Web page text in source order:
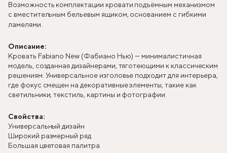
Возможность комплектации кровати подъёмным механизмом
с вместительным бельевым ящиком, основанием с гибкими
ламелями.
Описание:
Кровать Fabiano New (Фабиано Нью) — минималистичная
модель, созданная дизайнерами, тяготеющими к классическим
решениям. Универсальное изголовье подходит для интерьера,
где фокус смещен на декоративные элементы, такие как
светильники, текстиль, картины и фотографии.
Свойства:
Универсальный дизайн
Широкий размерный ряд
Большая цветовая палитра